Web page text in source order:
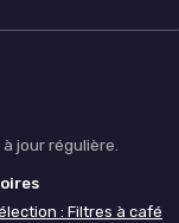
jour régulière.
: Filtres à café